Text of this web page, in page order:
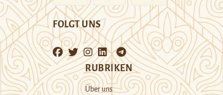
FOLGT UNS
RUBRIKEN
Über uns